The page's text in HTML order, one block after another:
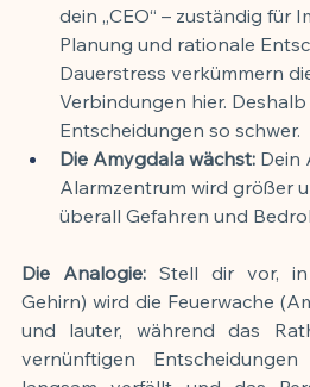
dein „CEO“ – zuständig für
Planung und rationale
Dauerstress verkümmern
Verbindungen hier.
Entscheidungen so schwer.
Die Amygdala wächst: Dein
Alarmzentrum wird größer
überall Gefahren und
Die Analogie: Stell dir vor,
Gehirn) wird die Feuerwache
und lauter, während das
vernünftigen